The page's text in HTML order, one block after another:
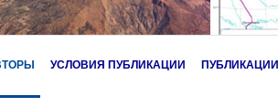
УСЛОВИЯ ПУБЛИКАЦИИ ПУБЛИКАЦИИ